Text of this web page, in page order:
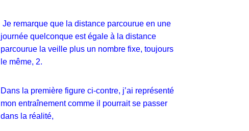
Je remarque que la distance parcourue en une
journée quelconque est égale à la distance
parcourue la veille plus un nombre fixe, toujours
le même, 2.
Dans la première figure ci-contre, j’ai représenté
mon entraînement comme il pourrait se passer
dans la réalité,